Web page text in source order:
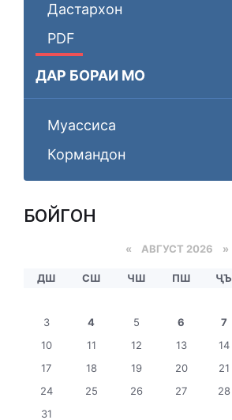
Дастархон
PDF
ДАР БОРАИ МО
Муассиса
Кормандон
БОЙГОНӢ
« АВГУСТ 2026 »
ДШ СШ ЧШ ПШ ҶЪ
3
4 5 6 7
10
11 12 13 14
17
18 19 20 21
24
25 26 27 28
31